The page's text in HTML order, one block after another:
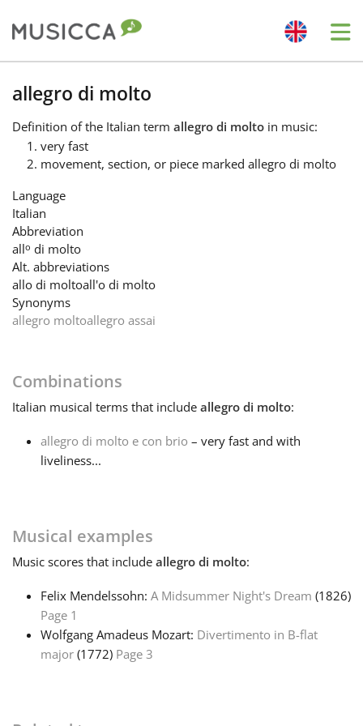
Bahasa Indonesia
Български
Deutsch
English
한국어
日本語
Polski
allegro di molto
Definition of the Italian term allegro di molto in music:
very fast
movement, section, or piece marked allegro di molto
Language
Italian
Abbreviation
allo di molto
Alt. abbreviations
allo di moltoall'o di molto
Synonyms
allegro moltoallegro assai
Combinations
Italian musical terms that include allegro di molto:
allegro di molto e con brio – very fast and with
liveliness...
Musical examples
Music scores that include allegro di molto:
Felix Mendelssohn: A Midsummer Night's Dream (1826)
Page 1
Wolfgang Amadeus Mozart: Divertimento in B-flat
major (1772) Page 3